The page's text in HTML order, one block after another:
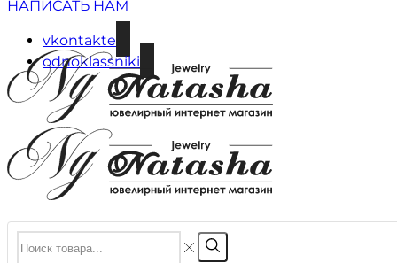
НАПИСАТЬ НАМ
vkontakte
odnoklassniki